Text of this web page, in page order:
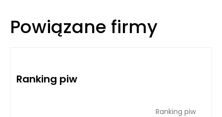
Powiązane firmy
Ranking piw
Ranking piw